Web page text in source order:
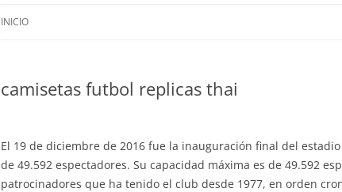
INICIO
camisetas futbol replicas thai
El 19 de diciembre de 2016 fue la inauguración final del
de 49.592 espectadores. Su capacidad máxima es de 49.592
patrocinadores que ha tenido el club desde 1977, en orden